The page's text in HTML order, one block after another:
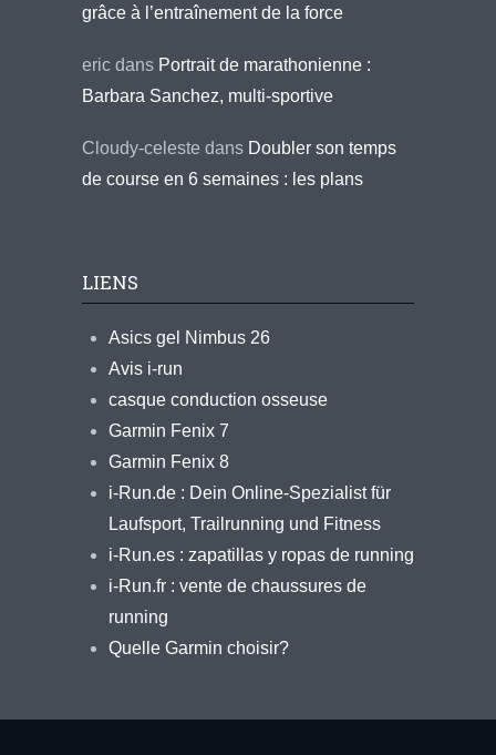
grâce à l’entraînement de la force
eric dans Portrait de marathonienne :
Barbara Sanchez, multi-sportive
Cloudy-celeste dans Doubler son temps
de course en 6 semaines : les plans
LIENS
Asics gel Nimbus 26
Avis i-run
casque conduction osseuse
Garmin Fenix 7
Garmin Fenix 8
i-Run.de : Dein Online-Spezialist für
Laufsport, Trailrunning und Fitness
i-Run.es : zapatillas y ropas de running
i-Run.fr : vente de chaussures de
running
Quelle Garmin choisir?